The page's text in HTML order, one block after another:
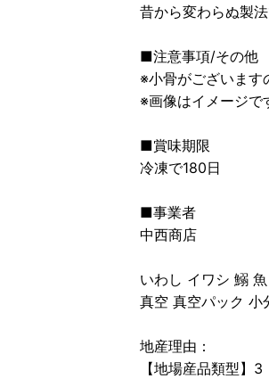
昔から変わらぬ製
■注意事項/その他
※小骨がございます
※画像はイメージで
■賞味期限
冷凍で180日
■事業者
中西商店
いわし イワシ 鰯
真空 真空パック 小
地産理由：
【地場産品類型】3